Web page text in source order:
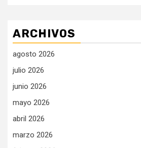
ARCHIVOS
agosto 2026
julio 2026
junio 2026
mayo 2026
abril 2026
marzo 2026